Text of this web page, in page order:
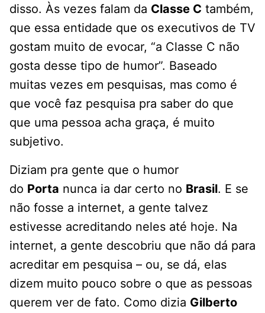
disso. Às vezes falam da Classe C também,
que essa entidade que os executivos de TV
gostam muito de evocar, “a Classe C não
gosta desse tipo de humor”. Baseado
muitas vezes em pesquisas, mas como é
que você faz pesquisa pra saber do que
que uma pessoa acha graça, é muito
subjetivo.
Diziam pra gente que o humor
do Porta nunca ia dar certo no Brasil. E se
não fosse a internet, a gente talvez
estivesse acreditando neles até hoje. Na
internet, a gente descobriu que não dá para
acreditar em pesquisa – ou, se dá, elas
dizem muito pouco sobre o que as pessoas
querem ver de fato. Como dizia Gilberto